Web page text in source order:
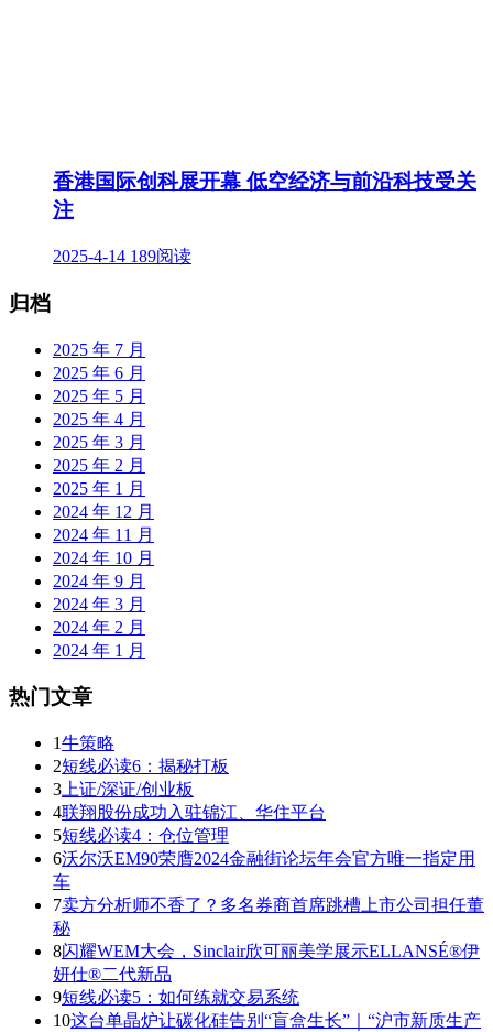
香港国际创科展开幕 低空经济与前沿科技受关
注
2025-4-14 189阅读
归档
2025 年 7 月
2025 年 6 月
2025 年 5 月
2025 年 4 月
2025 年 3 月
2025 年 2 月
2025 年 1 月
2024 年 12 月
2024 年 11 月
2024 年 10 月
2024 年 9 月
2024 年 3 月
2024 年 2 月
2024 年 1 月
热门文章
1牛策略
2短线必读6：揭秘打板
3 上证/深证/创业板
4联翔股份成功入驻锦江、华住平台
5短线必读4：仓位管理
6沃尔沃EM90荣膺2024金融街论坛年会官方唯一指定用
车
7卖方分析师不香了？多名券商首席跳槽上市公司担任董
秘
8闪耀WEM大会，Sinclair欣可丽美学展示ELLANSÉ®伊
妍仕®二代新品
9短线必读5：如何练就交易系统
10这台单晶炉让碳化硅告别“盲盒生长”｜“沪市新质生产